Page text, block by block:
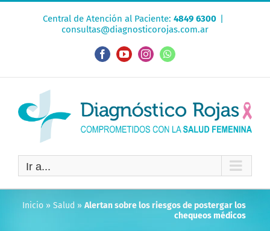
Central de Atención al Paciente: 4849 6300 |
consultas@diagnosticorojas.com.ar
FacebookYouTubeInstagramWhatsApp
Ir a...
Inicio » Salud » Alertan sobre los riesgos de postergar los
chequeos médicos